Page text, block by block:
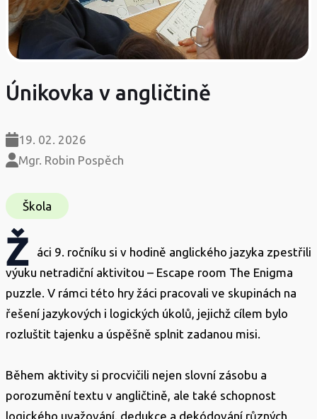
Únikovka v angličtině
19. 02. 2026
Mgr. Robin Pospěch
Škola
Ž
áci 9. ročníku si v hodině anglického jazyka zpestřili
výuku netradiční aktivitou – Escape room The Enigma
puzzle. V rámci této hry žáci pracovali ve skupinách na
řešení jazykových i logických úkolů, jejichž cílem bylo
rozluštit tajenku a úspěšně splnit zadanou misi.
Během aktivity si procvičili nejen slovní zásobu a
porozumění textu v angličtině, ale také schopnost
logického uvažování, dedukce a dekódování různých